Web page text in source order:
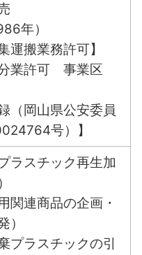
年）
運搬業務許可】
分業許可 事業区
（岡山県公安委員
号）】
ラスチック再生加
関連商品の企画・
）
プラスチックの引